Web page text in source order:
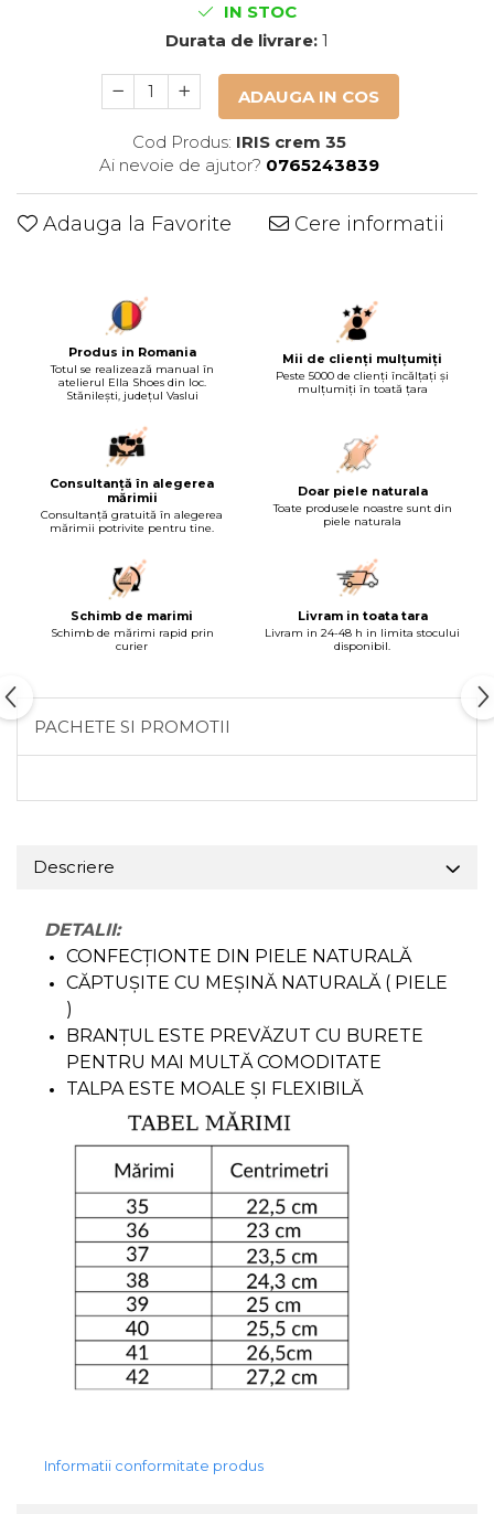
IN STOC
Durata de livrare: 1
ADAUGA IN COS
Cod Produs: IRIS crem 35
Ai nevoie de ajutor? 0765243839
Adauga la Favorite Cere informatii
Produs in Romania
Totul se realizează manual în
atelierul Ella Shoes din loc.
Stănilești, județul Vaslui
Mii de clienți mulțumiți
Peste 5000 de clienți încălțați și
mulțumiți în toată țara
Consultanță în alegerea
mărimii
Consultanță gratuită în alegerea
mărimii potrivite pentru tine.
Doar piele naturala
Toate produsele noastre sunt din
piele naturala
Schimb de marimi
Schimb de mărimi rapid prin
curier
Livram in toata tara
Livram in 24-48 h in limita stocului
disponibil.
PACHETE SI PROMOTII
Descriere
DETALII:
CONFECȚIONTE DIN PIELE NATURALĂ
CĂPTUȘITE CU MEȘINĂ NATURALĂ ( PIELE
)
BRANȚUL ESTE PREVĂZUT CU BURETE
PENTRU MAI MULTĂ COMODITATE
TALPA ESTE MOALE ȘI FLEXIBILĂ
Informatii conformitate produs